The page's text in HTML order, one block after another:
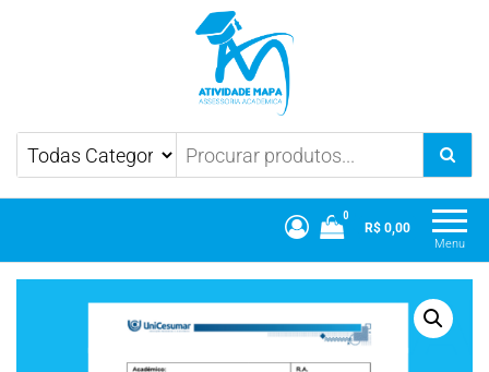
Atividade Mapa Mapa UniCesumar
Menu
0
R$ 0,00